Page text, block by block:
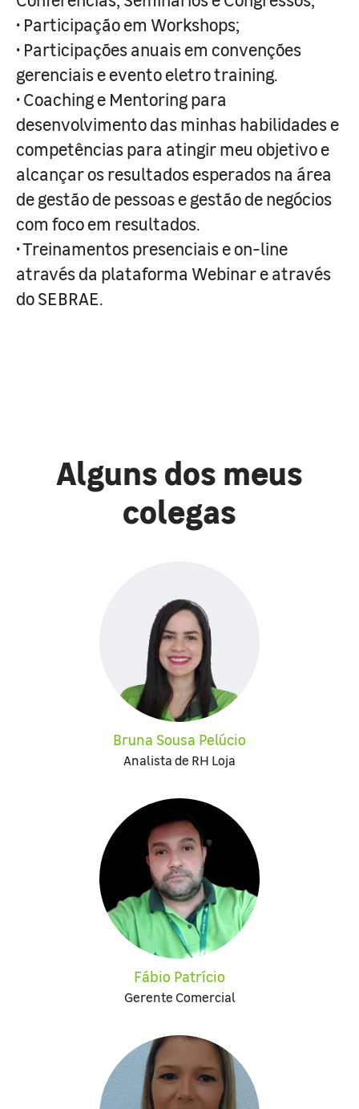
• Participação em Workshops;
• Participações anuais em convenções
gerenciais e evento eletro training.
• Coaching e Mentoring para
desenvolvimento das minhas habilidades e
competências para atingir meu objetivo e
alcançar os resultados esperados na área
de gestão de pessoas e gestão de negócios
com foco em resultados.
• Treinamentos presenciais e on-line
através da plataforma Webinar e através
do SEBRAE.
Alguns dos meus
colegas
Bruna Sousa Pelúcio
Analista de RH Loja
Fábio Patrício
Gerente Comercial